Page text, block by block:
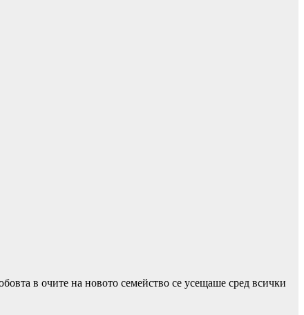
в очите на новото семейство се усещаше сред всички